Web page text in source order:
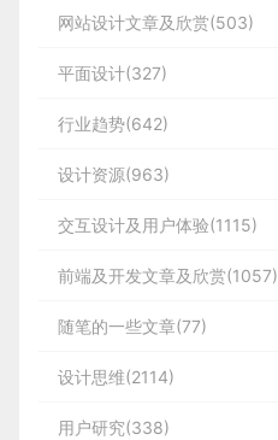
网站设计文章及欣赏(503)
平面设计(327)
行业趋势(642)
设计资源(963)
交互设计及用户体验(1115)
前端及开发文章及欣赏(1057)
随笔的一些文章(77)
设计思维(2114)
用户研究(338)